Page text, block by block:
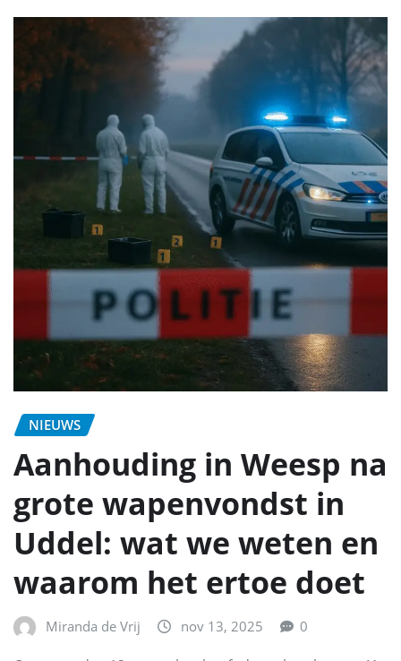
NIEUWS
Aanhouding in Weesp na
grote wapenvondst in
Uddel: wat we weten en
waarom het ertoe doet
Miranda de Vrij nov 13, 2025 0